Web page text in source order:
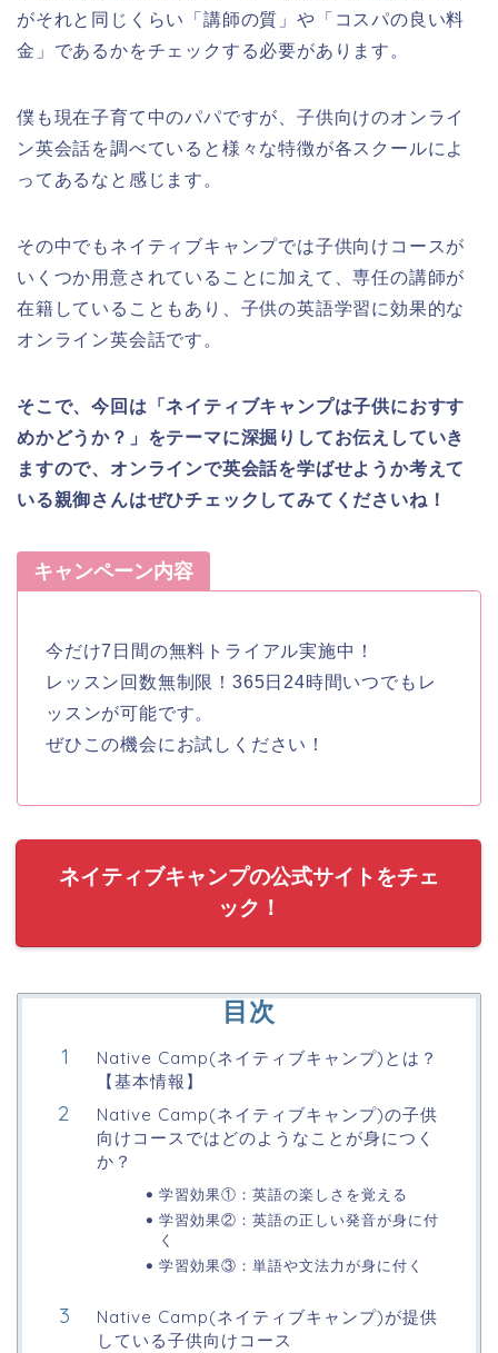
がそれと同じくらい「講師の質」や「コスパの良い料
金」であるかをチェックする必要があります。
僕も現在子育て中のパパですが、子供向けのオンライ
ン英会話を調べていると様々な特徴が各スクールによ
ってあるなと感じます。
その中でもネイティブキャンプでは子供向けコースが
いくつか用意されていることに加えて、専任の講師が
在籍していることもあり、子供の英語学習に効果的な
オンライン英会話です。
そこで、今回は「ネイティブキャンプは子供におすす
めかどうか？」をテーマに深掘りしてお伝えしていき
ますので、オンラインで英会話を学ばせようか考えて
いる親御さんはぜひチェックしてみてくださいね！
キャンペーン内容
今だけ7日間の無料トライアル実施中！
レッスン回数無制限！365日24時間いつでもレ
ッスンが可能です。
ぜひこの機会にお試しください！
ネイティブキャンプの公式サイトをチェ
ック！
目次
Native Camp(ネイティブキャンプ)とは？
【基本情報】
Native Camp(ネイティブキャンプ)の子供
向けコースではどのようなことが身につく
か？
学習効果①：英語の楽しさを覚える
学習効果②：英語の正しい発音が身に付
く
学習効果③：単語や文法力が身に付く
Native Camp(ネイティブキャンプ)が提供
している子供向けコース